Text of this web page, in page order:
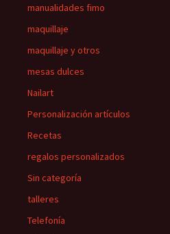
manualidades fimo
maquillaje
maquillaje y otros
mesas dulces
Nailart
Personalización artículos
Recetas
regalos personalizados
Sin categoría
talleres
Telefonía